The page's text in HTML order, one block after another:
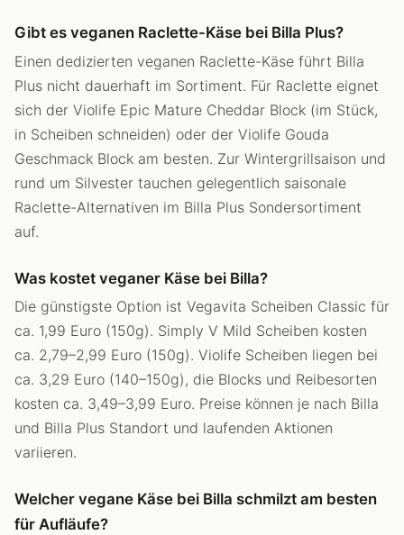
Gibt es veganen Raclette-Käse bei Billa Plus?
Einen dedizierten veganen Raclette-Käse führt Billa
Plus nicht dauerhaft im Sortiment. Für Raclette eignet
sich der Violife Epic Mature Cheddar Block (im Stück,
in Scheiben schneiden) oder der Violife Gouda
Geschmack Block am besten. Zur Wintergrillsaison und
rund um Silvester tauchen gelegentlich saisonale
Raclette-Alternativen im Billa Plus Sondersortiment
auf.
Was kostet veganer Käse bei Billa?
Die günstigste Option ist Vegavita Scheiben Classic für
ca. 1,99 Euro (150g). Simply V Mild Scheiben kosten
ca. 2,79–2,99 Euro (150g). Violife Scheiben liegen bei
ca. 3,29 Euro (140–150g), die Blocks und Reibesorten
kosten ca. 3,49–3,99 Euro. Preise können je nach Billa
und Billa Plus Standort und laufenden Aktionen
variieren.
Welcher vegane Käse bei Billa schmilzt am besten
für Aufläufe?